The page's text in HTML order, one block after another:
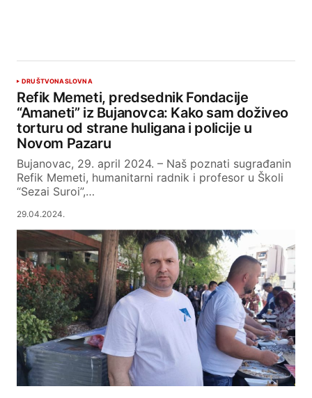
DRUŠTVONASLOVNA
Refik Memeti, predsednik Fondacije
“Amaneti” iz Bujanovca: Kako sam doživeo
torturu od strane huligana i policije u
Novom Pazaru
Bujanovac, 29. april 2024. – Naš poznati sugrađanin
Refik Memeti, humanitarni radnik i profesor u Školi
“Sezai Suroi”,…
29.04.2024.